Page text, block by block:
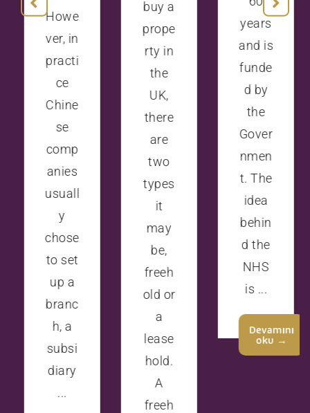
Howe
ver, in
practi
ce
Chine
se
comp
anies
usuall
y
chose
to set
up a
branc
h, a
subsi
diary
...
buy a
prope
rty in
the
UK,
there
are
two
types
it
may
be,
freeh
old or
a
lease
hold.
A
freeh
years
and is
funde
d by
the
Gover
nmen
t. The
idea
behin
d the
NHS
is ...
Devamını
oku →